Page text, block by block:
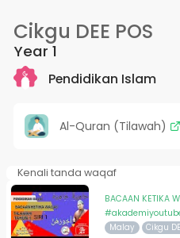
Cikgu DEE POS
Year 1
Pendidikan Islam
Al-Quran (Tilawah)
Kenali tanda waqaf
BACAAN KETIKA
Malay Cikgu